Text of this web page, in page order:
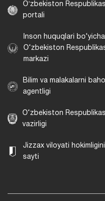
Oʻzbekiston
portali
Inson huquqlari bo‘yicha
O‘zbekiston
markazi
Bilim va malakalarni
agentligi
O‘zbekiston
vazirligi
Jizzax viloyati
sayti